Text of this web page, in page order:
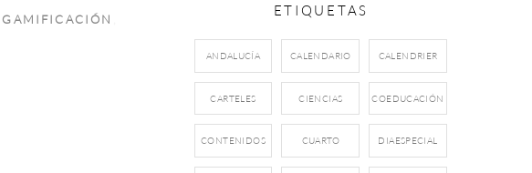
GAMIFICACIÓN
ETIQUETAS
ANDALUCÍA CALENDARIO CALENDRIER
CARTELES CIENCIAS COEDUCACIÓN
CONTENIDOS CUARTO DIAESPECIAL